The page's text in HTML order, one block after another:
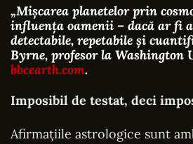
„Mișcarea planetelor prin
influența oamenii – dacă ar fi
detectabile, repetabile și
Byrne, profesor la Washington
bbcearth.com.
Imposibil de testat, deci
Afirmațiile astrologice sunt